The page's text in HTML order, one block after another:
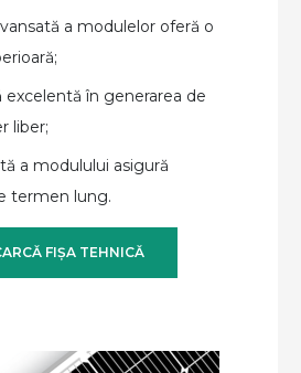
a modulelor oferă o
în generarea de
liber;
a modulului asigură
termen lung.
FIȘA TEHNICĂ